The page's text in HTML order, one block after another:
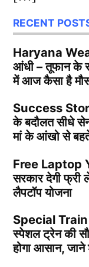
RECENT
Haryana
आंधी – तूफान के
में आज कैसा है
Success
के बदौलत सीधे
मां के आंखो से
Free Laptop
सरकार देगी फ्री
लैपटॉप योजना
Special Train
स्पेशल ट्रेन की
होगा आसान,